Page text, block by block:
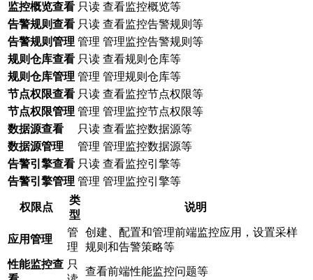
监控概览查看 只读 查看监控概览等
告警规则查看 只读 查看监控告警规则等
告警规则管理 管理 管理监控告警规则等
规则仓库查看 只读 查看规则仓库等
规则仓库管理 管理 管理规则仓库等
节点权限查看 只读 查看监控节点权限等
节点权限管理 管理 管理监控节点权限等
数据源查看
只读 查看监控数据源等
数据源管理
管理 管理监控数据源等
告警引擎查看 只读 查看监控引擎等
告警引擎管理 管理 管理监控引擎等
权限点
类
型
说明
应用管理
管
理
创建、配置和管理前端监控应用，设置采样
规则和告警策略等
性能监控查 只
查看前端性能监控问题等